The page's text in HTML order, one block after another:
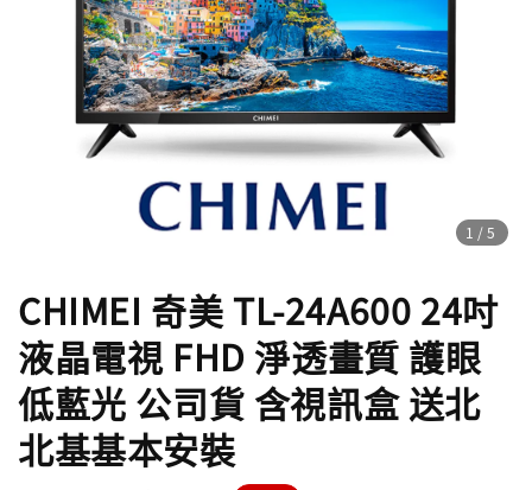
1 /5
CHIMEI 奇美 TL-24A600 24吋
液晶電視 FHD 淨透畫質 護眼
低藍光 公司貨 含視訊盒 送北
北基基本安裝